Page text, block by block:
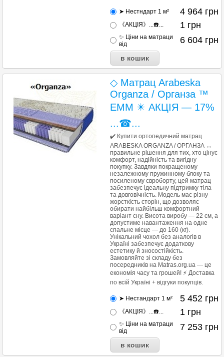
➤ Нестндарт 1 м² 4 964 грн
《АКЦІЯ》...☎️... 1 грн
✨ Ціни на матраци
від
6 604 грн
◇ Матрац Arabeska
Organza / Органза ™
ЕММ ✴️ АКЦІЯ — 17%
...☎...
✔️ Купити ортопедичний матрац
ARABESKA ORGANZA / ОРГАНЗА ↔
правильне рішення для тих, хто цінує
комфорт, надійність та вигідну
покупку. Завдяки покращеному
незалежному пружинному блоку та
посиленому євроборту, цей матрац
забезпечує ідеальну підтримку тіла
та довговічність. Модель має різну
жорсткість сторін, що дозволяє
обирати найбільш комфортний
варіант сну. Висота виробу — 22 см, а
допустиме навантаження на одне
спальне місце — до 160 (кг).
Унікальний чохол без аналогів в
Україні забезпечує додаткову
естетику й зносостійкість.
Замовляйте зі складу без
посередників на Matras.org.ua — це
економія часу та грошей! ⚡ Доставка
по всій Україні + відгуки покупців.
➤ Нестандарт 1 м² 5 452 грн
《АКЦІЯ》...☎️... 1 грн
✨ Ціни на матраци
від
7 253 грн